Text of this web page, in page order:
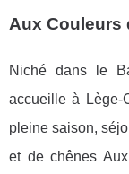
Aux Couleurs
Niché dans le
accueille à Lège-
pleine saison,
et de chênes